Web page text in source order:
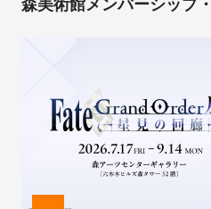
森美術館メンバーシップ